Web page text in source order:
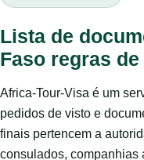
Lista de
Faso regras
Africa-Tour-Visa é um
pedidos de visto e
finais pertencem a
consulados, companhias